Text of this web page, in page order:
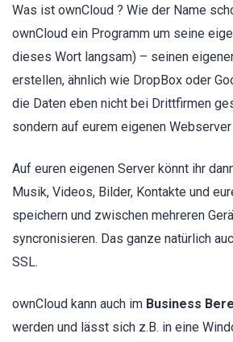
Was ist ownCloud ? Wie der Name
ownCloud ein Programm um seine
dieses Wort langsam) – seinen
erstellen, ähnlich wie DropBox oder
die Daten eben nicht bei Drittfirmen
sondern auf eurem eigenen
Auf euren eigenen Server könnt ihr
Musik, Videos, Bilder, Kontakte und
speichern und zwischen mehreren
syncronisieren. Das ganze natürlich
SSL.
ownCloud kann auch im Business
werden und lässt sich z.B. in eine